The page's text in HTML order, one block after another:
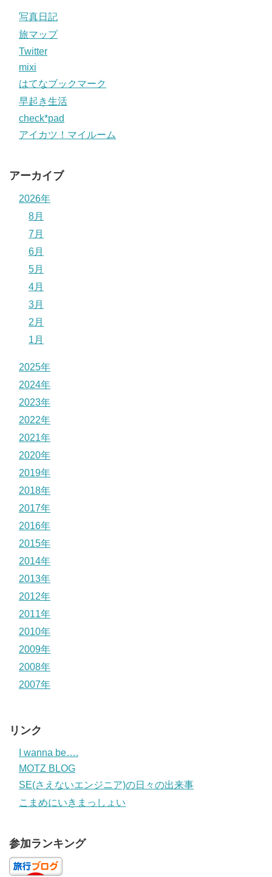
写真日記
旅マップ
Twitter
mixi
はてなブックマーク
早起き生活
check*pad
アイカツ！マイルーム
アーカイブ
2026年
8月
7月
6月
5月
4月
3月
2月
1月
2025年
2024年
2023年
2022年
2021年
2020年
2019年
2018年
2017年
2016年
2015年
2014年
2013年
2012年
2011年
2010年
2009年
2008年
2007年
リンク
I wanna be….
MOTZ BLOG
SE(さえないエンジニア)の日々の出来事
こまめにいきまっしょい
参加ランキング